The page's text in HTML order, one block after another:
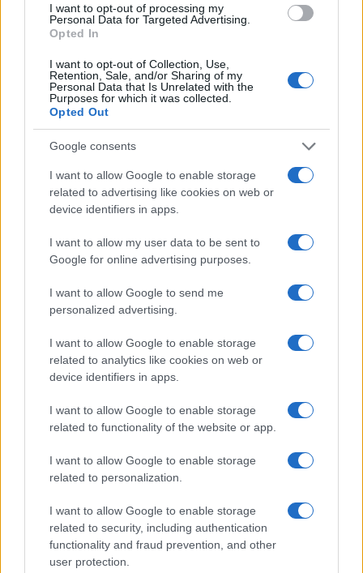
I want to opt-out of processing my
Personal Data for Targeted Advertising.
Opted In
I want to opt-out of Collection, Use,
Retention, Sale, and/or Sharing of my
Personal Data that Is Unrelated with the
Purposes for which it was collected.
Opted Out
Google consents
I want to allow Google to enable storage
related to advertising like cookies on web or
device identifiers in apps.
I want to allow my user data to be sent to
Google for online advertising purposes.
I want to allow Google to send me
personalized advertising.
I want to allow Google to enable storage
related to analytics like cookies on web or
device identifiers in apps.
I want to allow Google to enable storage
related to functionality of the website or app.
I want to allow Google to enable storage
related to personalization.
I want to allow Google to enable storage
related to security, including authentication
functionality and fraud prevention, and other
user protection.
Continua a leggere
NERD NEWS
Malescomics 2026: eventi, ospiti e attività in Valle
Andrea Conforti · 5 Ago 2026
NERD NEWS